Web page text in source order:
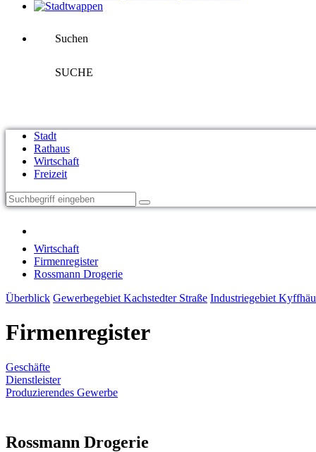
Suchen
SUCHE
Stadt
Rathaus
Wirtschaft
Freizeit
Wirtschaft
Firmenregister
Rossmann Drogerie
Überblick Gewerbegebiet Kachstedter Straße Industriegebiet
Firmenregister
Geschäfte
Dienstleister
Produzierendes Gewerbe
Rossmann Drogerie